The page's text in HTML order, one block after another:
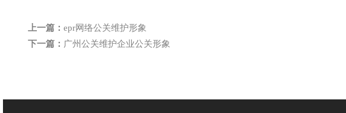
上一篇： epr网络公关维护形象
下一篇： 广州公关维护企业公关形象